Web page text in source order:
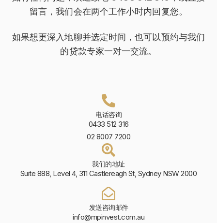
留言，我们会在两个工作小时内回复您。
如果想更深入地聊并选定时间，也可以预约与我们
的贷款专家一对一交流。
电话咨询
0433 512 316
02 8007 7200
我们的地址
Suite 888, Level 4, 311 Castlereagh St, Sydney NSW 2000
发送咨询邮件
info@mpinvest.com.au